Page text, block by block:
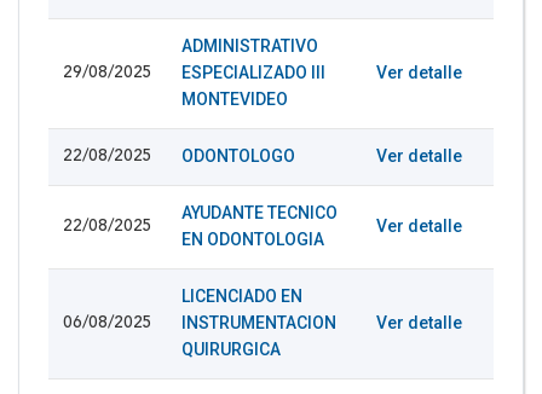
29/08/2025
ADMINISTRATIVO
ESPECIALIZADO III
MONTEVIDEO
Ver detalle
22/08/2025 ODONTOLOGO Ver detalle
22/08/2025
AYUDANTE TECNICO
EN ODONTOLOGIA
Ver detalle
06/08/2025
LICENCIADO EN
INSTRUMENTACION
QUIRURGICA
Ver detalle